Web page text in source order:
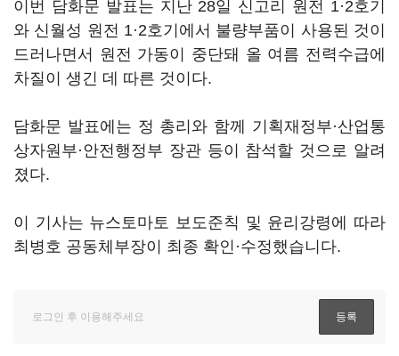
이번 담화문 발표는 지난 28일 신고리 원전 1·2호기
와 신월성 원전 1·2호기에서 불량부품이 사용된 것이
드러나면서 원전 가동이 중단돼 올 여름 전력수급에
차질이 생긴 데 따른 것이다.
담화문 발표에는 정 총리와 함께 기획재정부·산업통
상자원부·안전행정부 장관 등이 참석할 것으로 알려
졌다.
이 기사는 뉴스토마토 보도준칙 및 윤리강령에 따라
최병호 공동체부장이 최종 확인·수정했습니다.